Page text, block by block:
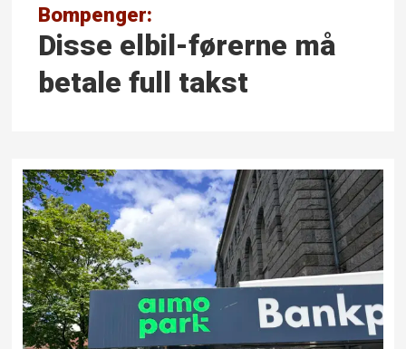
Bompenger:
Disse elbil-førerne må
betale full takst